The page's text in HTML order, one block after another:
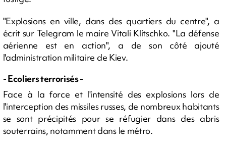
"Explosions en ville, dans des quartiers du centre", a
écrit sur Telegram le maire Vitali Klitschko. "La défense
aérienne est en action", a de son côté ajouté
l'administration militaire de Kiev.
- Ecoliers terrorisés -
Face à la force et l'intensité des explosions lors de
l'interception des missiles russes, de nombreux habitants
se sont précipités pour se réfugier dans des abris
souterrains, notamment dans le métro.